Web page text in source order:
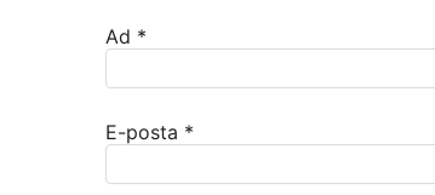
Ad *
E-posta *